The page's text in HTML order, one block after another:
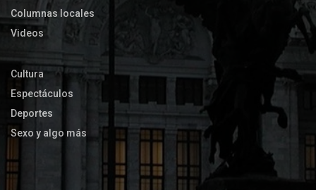
Columnas locales
Videos
Cultura
Espectáculos
Deportes
Sexo y algo más